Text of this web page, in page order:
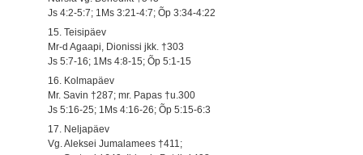
Js 4:2-5:7; 1Ms 3:21-4:7; Õp 3:34-4:22
15. Teisipäev
Mr-d Agaapi, Dionissi jkk. †303
Js 5:7-16; 1Ms 4:8-15; Õp 5:1-15
16. Kolmapäev
Mr. Savin †287; mr. Papas †u.300
Js 5:16-25; 1Ms 4:16-26; Õp 5:15-6:3
17. Neljapäev
Vg. Aleksei Jumalamees †411;